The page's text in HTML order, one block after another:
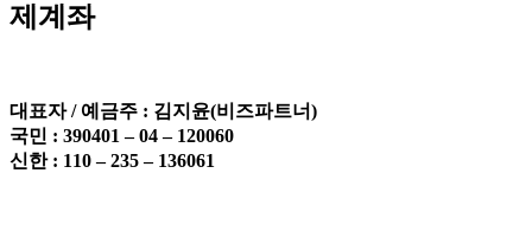
제계좌
대표자 / 예금주 : 김지윤(비즈파트너)
국민 : 390401 – 04 – 120060
신한 : 110 – 235 – 136061